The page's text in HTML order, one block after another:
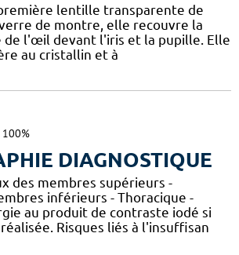
lentille transparente de
de montre, elle recouvre la
de l'œil devant l'iris et la pupille. Elle
au cristallin et à
100%
DIAGNOSTIQUE
des membres supérieurs -
inférieurs - Thoracique -
au produit de contraste iodé si
Risques liés à l'insuffisan